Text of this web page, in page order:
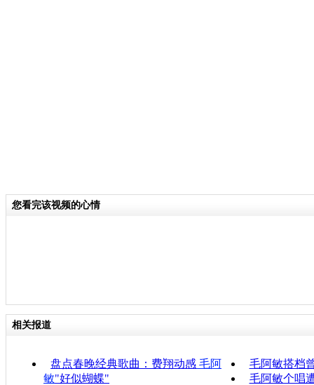
您看完该视频的心情
相关报道
盘点春晚经典歌曲：费翔动感 毛阿
敏"好似蝴蝶"
毛阿敏搭档
毛阿敏个唱